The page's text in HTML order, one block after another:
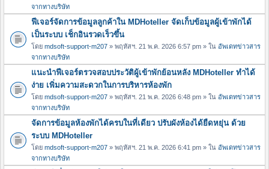
จากทางบริษัท
ฟีเจอร์จัดการข้อมูลลูกค้าใน MDHoteller จัดเก็บข้อมูลผู้เข้าพักได้
เป็นระบบ เช็กอินรวดเร็วขึ้น
โดย mdsoft-support-m207 » พฤหัสฯ. 21 พ.ค. 2026 6:57 pm » ใน อัพเดทข่าวสาร
จากทางบริษัท
แนะนำฟีเจอร์ตรวจสอบประวัติผู้เข้าพักย้อนหลัง MDHoteller ทำได้
ง่าย เพิ่มความสะดวกในการบริหารห้องพัก
โดย mdsoft-support-m207 » พฤหัสฯ. 21 พ.ค. 2026 6:48 pm » ใน อัพเดทข่าวสาร
จากทางบริษัท
จัดการข้อมูลห้องพักได้ครบในที่เดียว ปรับผังห้องได้ยืดหยุ่น ด้วย
ระบบ MDHoteller
โดย mdsoft-support-m207 » พฤหัสฯ. 21 พ.ค. 2026 6:41 pm » ใน อัพเดทข่าวสาร
จากทางบริษัท